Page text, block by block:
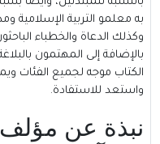
به معلمو التربية الإسلامية
وكذلك الدعاة والخطباء
بالإضافة إلى المهتمون
الكتاب موجه لجميع الفئات
واستعد للاستفادة.
نبذة عن